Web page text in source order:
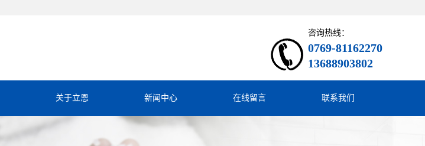
咨询热线：
0769-81162270
13688903802
关于立恩 新闻中心 在线留言 联系我们